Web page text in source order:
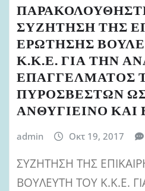
ΣΥΖΗΤΗΣΗ ΤΗΣ
ΕΡΩΤΗΣΗΣ
Κ.Κ.Ε. ΓΙΑ ΤΗΝ
ΕΠΑΓΓΕΛΜΑΤΟΣ
ΠΥΡΟΣΒΕΣΤΩΝ
ΑΝΘΥΓΙΕΙΝΟ ΚΑΙ
admin Οκτ 19, 2017
ΣΥΖΗΤΗΣΗ ΤΗΣ
ΒΟΥΛΕΥΤΗ ΤΟΥ Κ.Κ.Ε.